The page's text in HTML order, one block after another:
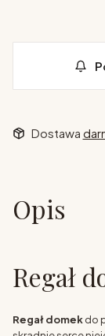
Dostawa
Opis
Regał
Regał domekdo